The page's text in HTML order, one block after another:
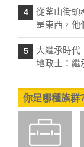
4
從釜山街頭
是東西，他
5
大繼承時代
地政士：繼
你是哪種族群